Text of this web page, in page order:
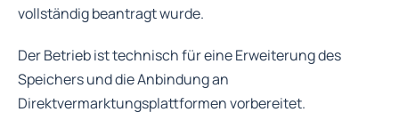
vollständig beantragt wurde.
Der Betrieb ist technisch für eine Erweiterung des
Speichers und die Anbindung an
Direktvermarktungsplattformen vorbereitet.